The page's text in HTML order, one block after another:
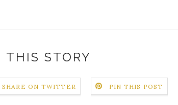
THIS STORY
SHARE ON TWITTER PIN THIS POST